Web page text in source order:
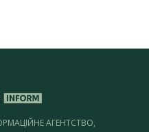
АГЕНТСТВО,